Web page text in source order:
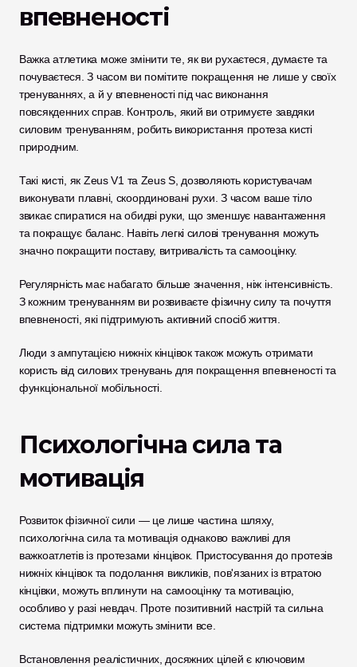
впевненості
Важка атлетика може змінити те, як ви рухаєтеся, думаєте та
почуваєтеся. З часом ви помітите покращення не лише у своїх
тренуваннях, а й у впевненості під час виконання
повсякденних справ. Контроль, який ви отримуєте завдяки
силовим тренуванням, робить використання протеза кисті
природним.
Такі кисті, як Zeus V1 та Zeus S, дозволяють користувачам
виконувати плавні, скоординовані рухи. З часом ваше тіло
звикає спиратися на обидві руки, що зменшує навантаження
та покращує баланс. Навіть легкі силові тренування можуть
значно покращити поставу, витривалість та самооцінку.
Регулярність має набагато більше значення, ніж інтенсивність.
З кожним тренуванням ви розвиваєте фізичну силу та почуття
впевненості, які підтримують активний спосіб життя.
Люди з ампутацією нижніх кінцівок також можуть отримати
користь від силових тренувань для покращення впевненості та
функціональної мобільності.
Психологічна сила та
мотивація
Розвиток фізичної сили — це лише частина шляху,
психологічна сила та мотивація однаково важливі для
важкоатлетів із протезами кінцівок. Пристосування до протезів
нижніх кінцівок та подолання викликів, пов'язаних із втратою
кінцівки, можуть вплинути на самооцінку та мотивацію,
особливо у разі невдач. Проте позитивний настрій та сильна
система підтримки можуть змінити все.
Встановлення реалістичних, досяжних цілей є ключовим